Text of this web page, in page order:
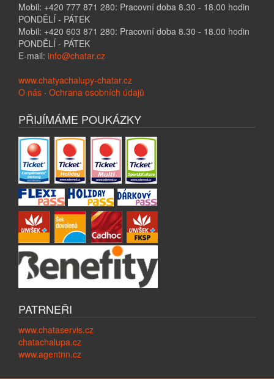
Mobil: +420 777 871 280: Pracovní doba 8.30 - 18.00 hodin
PONDĚLÍ - PÁTEK
Mobil: +420 603 871 280: Pracovní doba 8.30 - 18.00 hodin
PONDĚLÍ - PÁTEK
E-mail: info@chatar.cz
www.chatyachalupy-chatar.cz
O nás · Ochrana osobních údajů
PŘIJÍMÁME POUKÁZKY
PATRNEŘI
www.chataservis.cz
chatachalupa.cz
www.agentnn.cz